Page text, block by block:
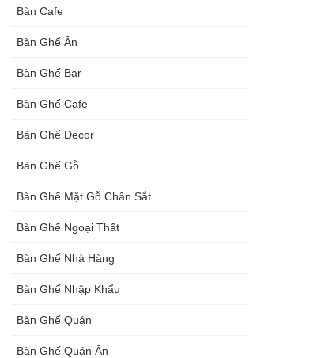
Bàn Cafe
Bàn Ghế Ăn
Bàn Ghế Bar
Bàn Ghế Cafe
Bàn Ghế Decor
Bàn Ghế Gỗ
Bàn Ghế Mặt Gỗ Chân Sắt
Bàn Ghế Ngoại Thất
Bàn Ghế Nhà Hàng
Bàn Ghế Nhập Khẩu
Bàn Ghế Quán
Bàn Ghế Quán Ăn